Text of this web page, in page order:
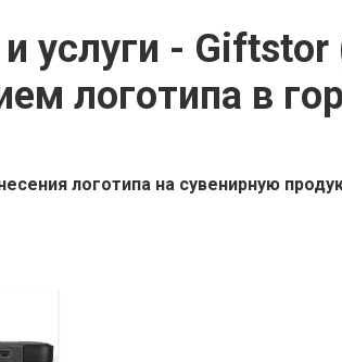
- Giftstor
логотипа в
логотипа на сувенирную